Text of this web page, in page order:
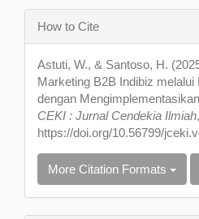
Article
Details
How to Cite
Astuti, W., & Santoso, H.
Marketing B2B Indibiz melalui
dengan
CEKI : Jurnal Cendekia Ilmiah,
https://doi.org/10.56799/
More Citation Formats